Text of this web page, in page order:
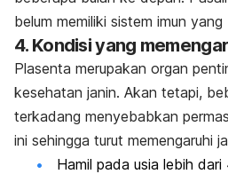
belum memiliki sistem imun yang
4. Kondisi yang
Plasenta merupakan organ
kesehatan janin. Akan tetapi,
terkadang menyebabkan
ini sehingga turut memengaruhi
Hamil pada usia lebih